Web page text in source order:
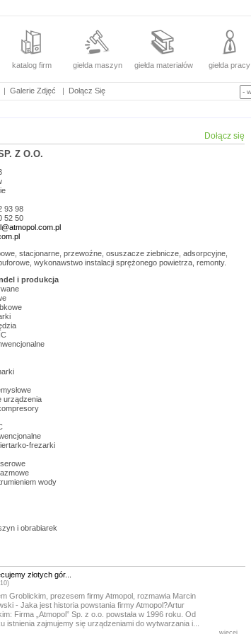
katalog firm giełda maszyn giełda materiałów giełda pracy
| Galerie Zdjęć | Dołącz Się
Dołącz się
Z O.O.
93 98
52 50
stacjonarne, przewoźne, osuszacze ziebnicze, adsorpcyjne,
wykonawstwo instalacji sprężonego powietrza, remonty.
i produkcja
frezarki
wody
i obrabiarek
złotych gór...
Groblickim, prezesem firmy Atmopol, rozmawia Marcin
- Jaka jest historia powstania firmy Atmopol?Artur
Firma „Atmopol” Sp. z o.o. powstała w 1996 roku. Od
istnienia zajmujemy się urządzeniami do wytwarzania i...
więcej...